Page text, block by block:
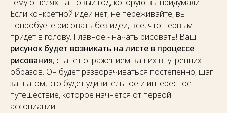
тему о целях на новый год, которую вы придумали.
Если конкретной идеи нет, не переживайте, вы
попробуете рисовать без идеи, все, что первым
придёт в голову. Главное - начать рисовать! Ваш
рисунок будет возникать на листе в процессе
рисования, станет отражением ваших внутренних
образов. Он будет разворачиваться постепенно, шаг
за шагом, это будет удивительное и интересное
путешествие, которое начнется от первой
ассоциации.